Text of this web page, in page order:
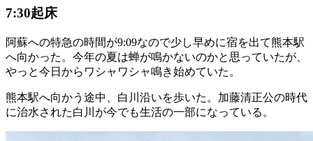
7:30起床
阿蘇への特急の時間が9:09なので少し早めに宿を出て熊本駅
へ向かった。今年の夏は蝉が鳴かないのかと思っていたが、
やっと今日からワシャワシャ鳴き始めていた。
熊本駅へ向かう途中、白川沿いを歩いた。加藤清正公の時代
に治水された白川が今でも生活の一部になっている。